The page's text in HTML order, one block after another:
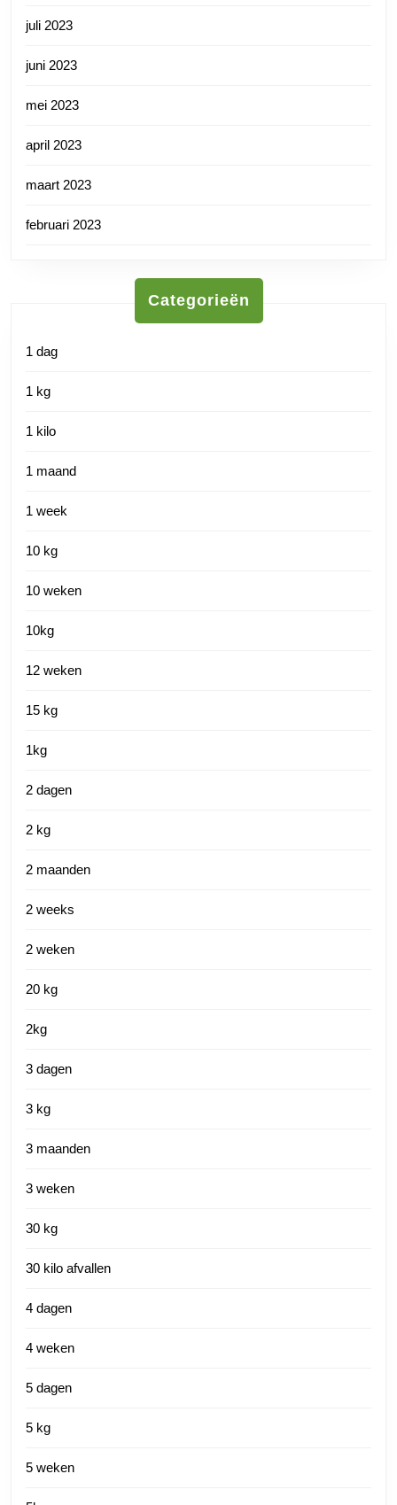
juli 2023
juni 2023
mei 2023
april 2023
maart 2023
februari 2023
Categorieën
1 dag
1 kg
1 kilo
1 maand
1 week
10 kg
10 weken
10kg
12 weken
15 kg
1kg
2 dagen
2 kg
2 maanden
2 weeks
2 weken
20 kg
2kg
3 dagen
3 kg
3 maanden
3 weken
30 kg
30 kilo afvallen
4 dagen
4 weken
5 dagen
5 kg
5 weken